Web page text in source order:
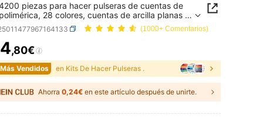
piezas para hacer pulseras de cuentas de
28 colores, cuentas de arcilla planas y
cuentas de concha, fabricación de joyas para
a mano
(1000+ Comentarios)
AND AVAILABILITY
4,80€
Vendidos en Kits De Hacer Pulseras .
Ahorra 0,24€ en este artículo después de unirte.